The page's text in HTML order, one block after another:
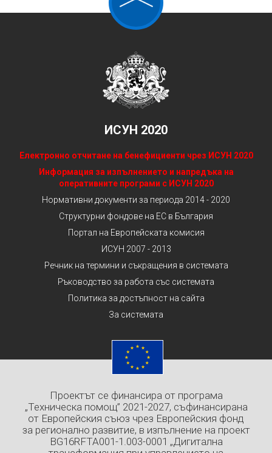
ИСУН 2020
Електронно отчитане на бенефициенти чрез ИСУН 2020
Информация за изпълнението и напредъка на
оперативните програми с ИСУН 2020
Нормативни документи за периода 2014 - 2020
Структурни фондове на ЕС в България
Портал на Европейската комисия
ИСУН 2007 - 2013
Речник на термини и съкращения в системата
Ръководство за работа със системата
Политика за достъпност на сайта
За системата
Проектът се финансира от програма
„Техническа помощ” 2021-2027, съфинансирана
от Европейския съюз чрез Европейския фонд
за регионално развитие, в изпълнение на проект
BG16RFTA001-1.003-0001 „Дигитална